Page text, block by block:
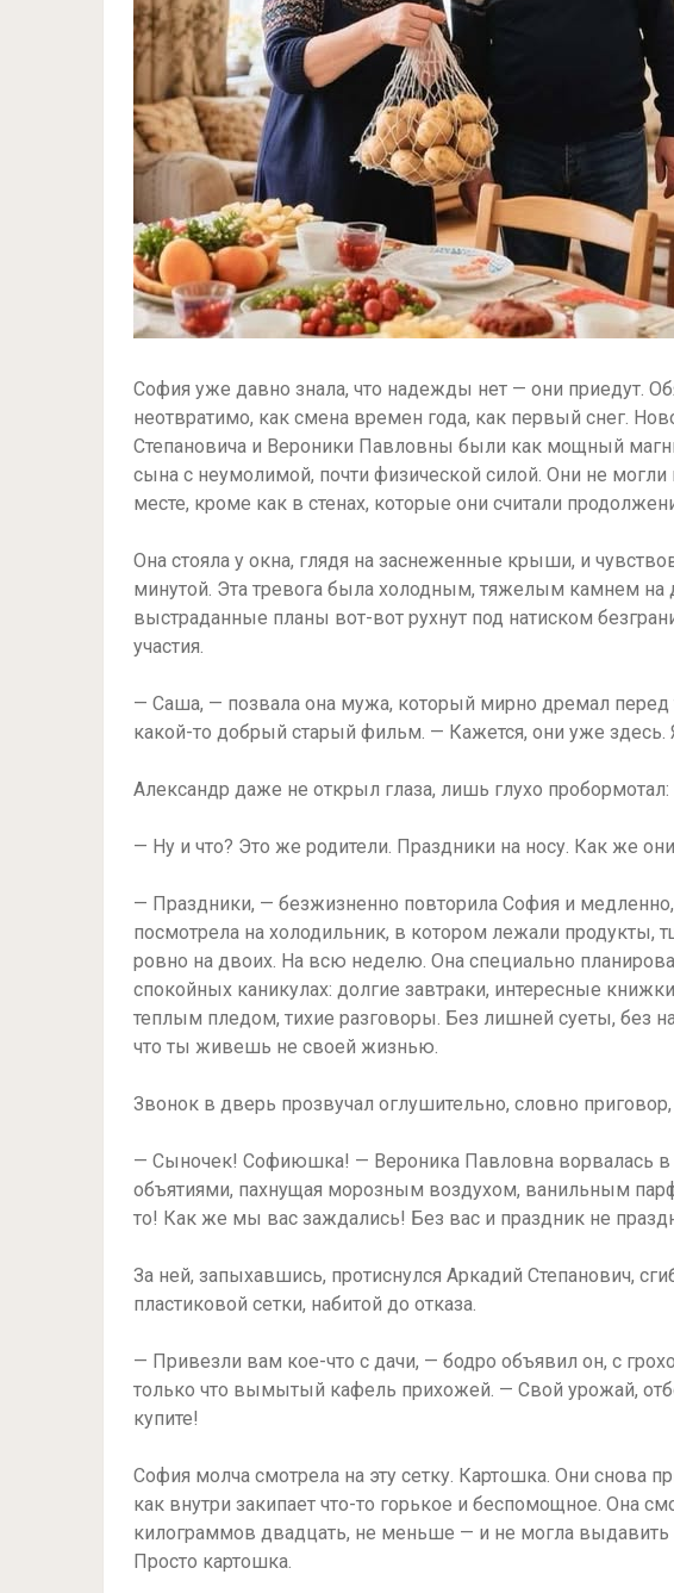
София уже давно знала, что надежды нет — они приедут.
неотвратимо, как смена времен года, как первый снег.
Степановича и Вероники Павловны были как мощный
сына с неумолимой, почти физической силой. Они не могли
месте, кроме как в стенах, которые они считали
Она стояла у окна, глядя на заснеженные крыши, и
минутой. Эта тревога была холодным, тяжелым камнем на
выстраданные планы вот-вот рухнут под натиском
участия.
— Саша, — позвала она мужа, который мирно дремал перед
какой-то добрый старый фильм. — Кажется, они уже
Александр даже не открыл глаза, лишь глухо пробормотал:
— Ну и что? Это же родители. Праздники на носу. Как же
— Праздники, — безжизненно повторила София и
посмотрела на холодильник, в котором лежали продукты,
ровно на двоих. На всю неделю. Она специально
спокойных каникулах: долгие завтраки, интересные
теплым пледом, тихие разговоры. Без лишней суеты, без
что ты живешь не своей жизнью.
Звонок в дверь прозвучал оглушительно, словно
— Сыночек! Софиюшка! — Вероника Павловна ворвалась
объятиями, пахнущая морозным воздухом, ванильным
то! Как же мы вас заждались! Без вас и праздник не
За ней, запыхавшись, протиснулся Аркадий Степанович,
пластиковой сетки, набитой до отказа.
— Привезли вам кое-что с дачи, — бодро объявил он, с
только что вымытый кафель прихожей. — Свой урожай,
купите!
София молча смотрела на эту сетку. Картошка. Они снова
как внутри закипает что-то горькое и беспомощное. Она
килограммов двадцать, не меньше — и не могла выдавить
Просто картошка.